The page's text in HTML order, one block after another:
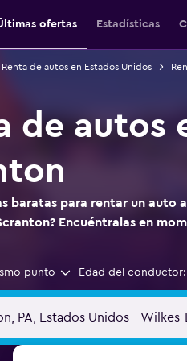
ofertas Estadísticas
Renta de autos en Estados Unidos
de autos
baratas para rentar un auto
Encuéntralas en
punto Edad del conductor: